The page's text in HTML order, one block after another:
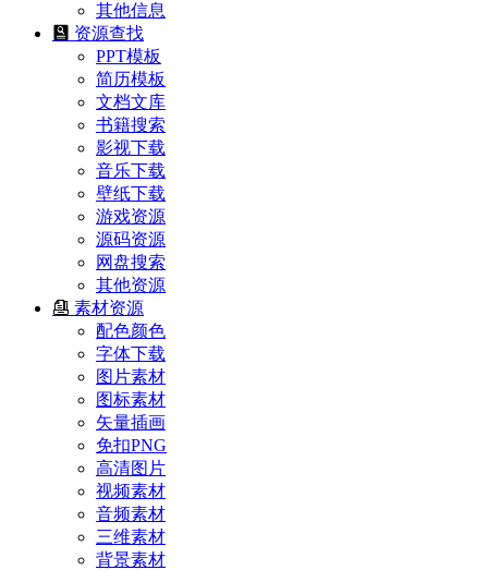
其他信息
资源查找
PPT模板
简历模板
文档文库
书籍搜索
影视下载
音乐下载
壁纸下载
游戏资源
源码资源
网盘搜索
其他资源
素材资源
配色颜色
字体下载
图片素材
图标素材
矢量插画
免扣PNG
高清图片
视频素材
音频素材
三维素材
背景素材